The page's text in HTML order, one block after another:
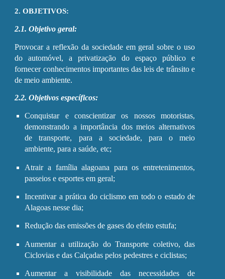
2. OBJETIVOS:
2.1. Objetivo geral:
Provocar a reflexão da sociedade em geral sobre o uso
do automóvel, a privatização do espaço público e
fornecer conhecimentos importantes das leis de trânsito e
de meio ambiente.
2.2. Objetivos específicos:
Conquistar e conscientizar os nossos motoristas,
demonstrando a importância dos meios alternativos
de transporte, para a sociedade, para o meio
ambiente, para a saúde, etc;
Atrair a família alagoana para os entretenimentos,
passeios e esportes em geral;
Incentivar a prática do ciclismo em todo o estado de
Alagoas nesse dia;
Redução das emissões de gases do efeito estufa;
Aumentar a utilização do Transporte coletivo, das
Ciclovias e das Calçadas pelos pedestres e ciclistas;
Aumentar a visibilidade das necessidades de